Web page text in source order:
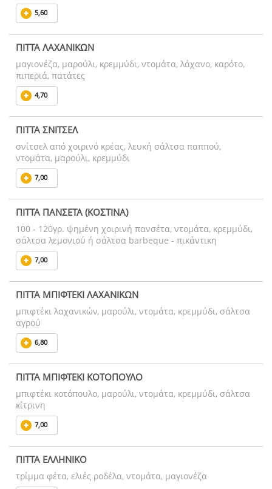
5,60
ΠΙΤΤΑ ΛΑΧΑΝΙΚΩΝ
μαγιονέζα, μαρούλι, κρεμμύδι, ντομάτα, λάχανο, καρότο,
πιπεριά, πατάτες
4,70
ΠΙΤΤΑ ΣΝΙΤΣΕΛ
σνίτσελ από χοιρινό κρέας, λευκή σάλτσα παππού,
ντομάτα, μαρούλι, κρεμμύδι
7,00
ΠΙΤΤΑ ΠΑΝΣΕΤΑ (ΚΟΣΤΙΝΑ)
100 - 120γρ. ψημένη χοιρινή πανσέτα, ντομάτα, κρεμμύδι,
σάλτσα λεμονιού ή σάλτσα barbeque - πικάντικη
7,00
ΠΙΤΤΑ ΜΠΙΦΤΕΚΙ ΛΑΧΑΝΙΚΩΝ
μπιφτέκι λαχανικών, μαρούλι, ντομάτα, κρεμμύδι, σάλτσα
αγρού
6,80
ΠΙΤΤΑ ΜΠΙΦΤΕΚΙ ΚΟΤΟΠΟΥΛΟ
μπιφτέκι κοτόπουλο, μαρούλι, ντομάτα, κρεμμύδι, σάλτσα
κίτρινη
7,00
ΠΙΤΤΑ ΕΛΛΗΝΙΚΟ
τρίμμα φέτα, ελιές ροδέλα, ντομάτα, μαγιονέζα